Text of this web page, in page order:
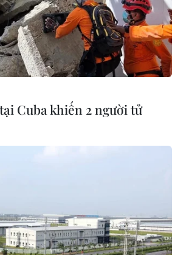
Hóa đến thành phố Đà Nẵng,
Quảng Ngãi đến Đắk Lắk có
tuy nhiên, từ ngày 9/6, nắng nóng
Bộ có xu hướng dịu dần.
Cuba khiến 2 người tử